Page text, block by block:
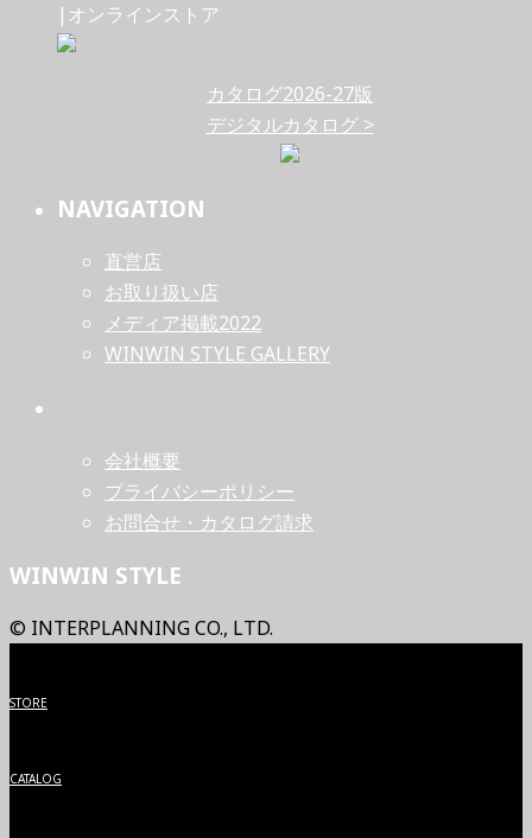
|オンラインストア
カタログ2026-27版
デジタルカタログ >
NAVIGATION
直営店
お取り扱い店
メディア掲載2022
WINWIN STYLE GALLERY
会社概要
プライバシーポリシー
お問合せ・カタログ請求
WINWIN STYLE
© INTERPLANNING CO., LTD.
STORE
CATALOG